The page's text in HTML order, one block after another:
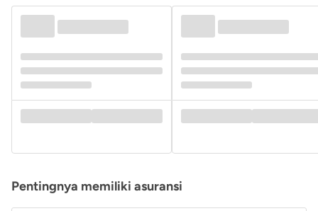
Pentingnya memiliki asuransi